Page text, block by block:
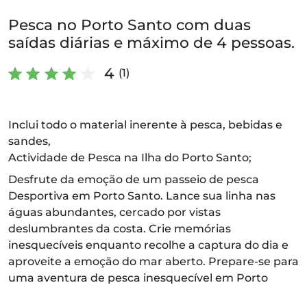
Pesca no Porto Santo com duas
saídas diárias e máximo de 4 pessoas.
4 (1)
Inclui todo o material inerente à pesca, bebidas e
sandes,
Actividade de Pesca na Ilha do Porto Santo;
Desfrute da emoção de um passeio de pesca
Desportiva em Porto Santo. Lance sua linha nas
águas abundantes, cercado por vistas
deslumbrantes da costa. Crie memórias
inesquecíveis enquanto recolhe a captura do dia e
aproveite a emoção do mar aberto. Prepare-se para
uma aventura de pesca inesquecível em Porto